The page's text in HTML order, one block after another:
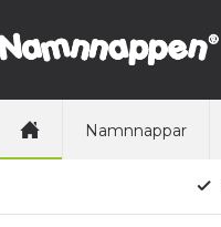
Namnnappar